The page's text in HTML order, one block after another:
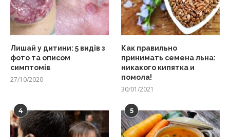
Лишай у дитини: 5 видів з
фото та описом
симптомів
27/10/2020
Как правильно
принимать семена льна:
никакого кипятка и
помола!
30/01/2021
4 5